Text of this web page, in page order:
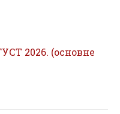
2026. (основне